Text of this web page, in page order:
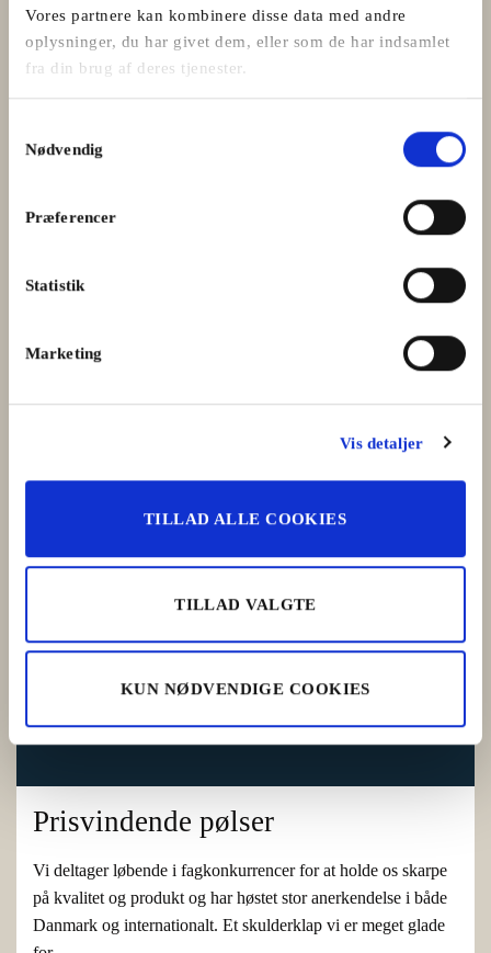
Vores partnere kan kombinere disse data med andre
oplysninger, du har givet dem, eller som de har indsamlet
fra din brug af deres tjenester.
Nødvendig
Præferencer
Statistik
Marketing
Vis detaljer
TILLAD ALLE COOKIES
TILLAD VALGTE
KUN NØDVENDIGE COOKIES
Nøgleordet for vores slagterhåndværk er den gode
og går aldrig på kompromis med kvaliteten, det sikrer dig
Prisvindende pølser
Vi deltager løbende i fagkonkurrencer for at holde os skarpe
på kvalitet og produkt og har høstet stor anerkendelse i både
Danmark og internationalt. Et skulderklap vi er meget glade